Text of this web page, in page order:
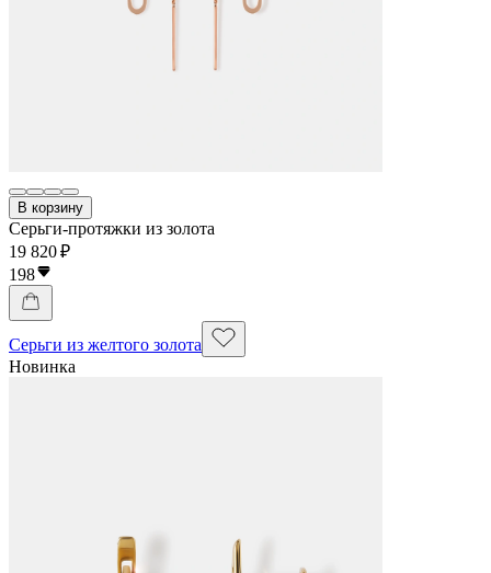
В корзину
Серьги-протяжки из золота
19 820 ₽
198
Серьги из желтого золота
Новинка